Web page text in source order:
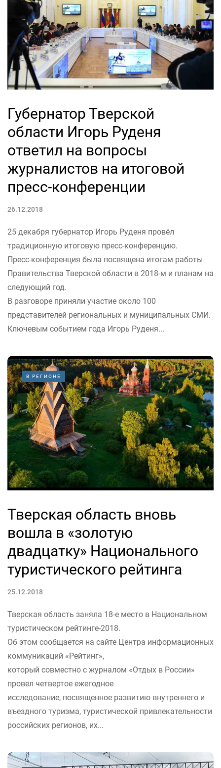
Губернатор Тверской
области Игорь Руденя
ответил на вопросы
журналистов на итоговой
пресс-конференции
26.12.2018
25 декабря губернатор Игорь Руденя провёл
традиционную итоговую пресс-конференцию.
Пресс-конференция была посвящена итогам работы
Правительства Тверской области в 2018-м и планам на
следующий год.
В разговоре приняли участие около 100
представителей региональных и муниципальных СМИ.
Ключевым событием года Игорь Руденя...
В РЕГИОНЕ
Тверская область вновь
вошла в «золотую
двадцатку» Национального
туристического рейтинга
25.12.2018
Тверская область заняла 18-е место в Национальном
туристическом рейтинге-2018.
Об этом сообщается на сайте Центра информационных
коммуникаций «Рейтинг»,
который совместно с журналом «Отдых в России»
провел четвертое ежегодное
исследование, посвященное развитию внутреннего и
въездного туризма, туристической привлекательности
российских регионов, их...